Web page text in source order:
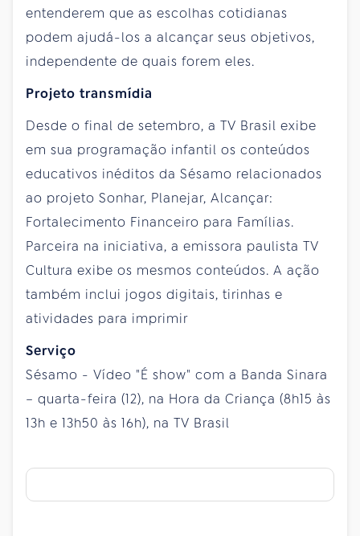
entenderem que as escolhas cotidianas
podem ajudá-los a alcançar seus objetivos,
independente de quais forem eles.
Projeto transmídia
Desde o final de setembro, a TV Brasil exibe
em sua programação infantil os conteúdos
educativos inéditos da Sésamo relacionados
ao projeto Sonhar, Planejar, Alcançar:
Fortalecimento Financeiro para Famílias.
Parceira na iniciativa, a emissora paulista TV
Cultura exibe os mesmos conteúdos. A ação
também inclui jogos digitais, tirinhas e
atividades para imprimir
Serviço
Sésamo - Vídeo "É show" com a Banda Sinara
– quarta-feira (12), na Hora da Criança (8h15 às
13h e 13h50 às 16h), na TV Brasil